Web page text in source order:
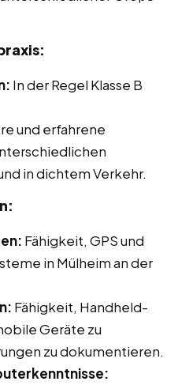
In der Regel Klasse B
und erfahrene
in dichtem Verkehr.
Fähigkeit, GPS und
in Mülheim an der
Fähigkeit, Handheld-
Geräte zu
zu dokumentieren.